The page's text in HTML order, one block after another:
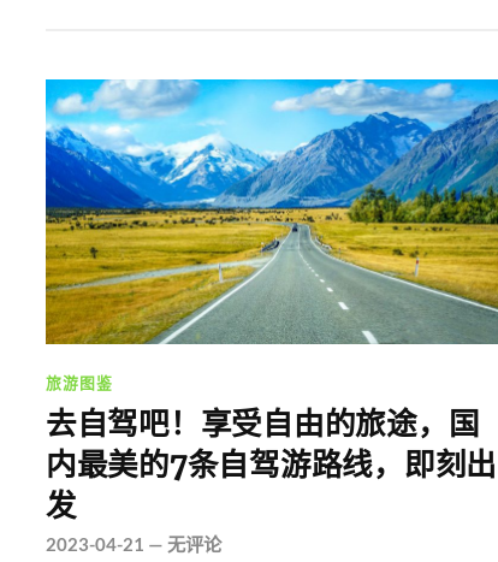
旅游图鉴
去自驾吧！享受自由的旅途，国
内最美的7条自驾游路线，即刻出
发
2023-04-21 — 无评论